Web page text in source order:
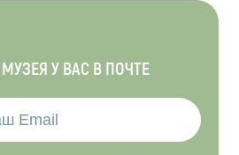
У ВАС В ПОЧТЕ